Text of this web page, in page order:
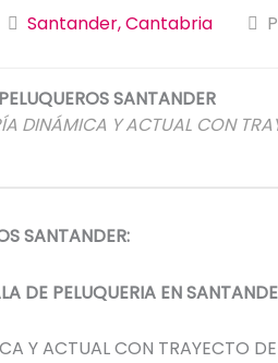
Santander, Cantabria
SANTANDER
DINÁMICA Y ACTUAL CON
SANTANDER:
DE PELUQUERIA EN
Y ACTUAL CON TRAYECTO